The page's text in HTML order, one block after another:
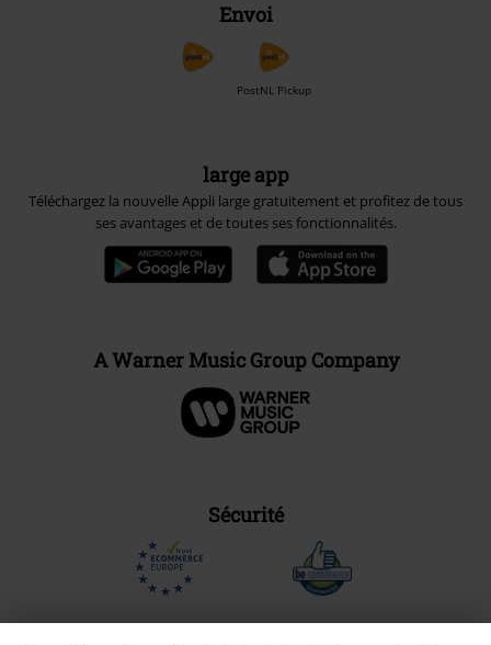
Envoi
PostNL Pickup
large app
Téléchargez la nouvelle Appli large gratuitement et profitez de tous
ses avantages et de toutes ses fonctionnalités.
A Warner Music Group Company
Sécurité